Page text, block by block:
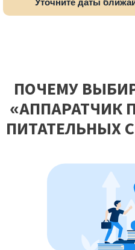
Уточните даты
ПОЧЕМУ
«АППАРАТЧИК
ПИТАТЕЛЬНЫХ